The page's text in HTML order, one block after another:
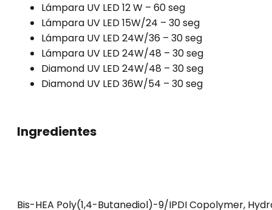
Lámpara UV LED 12 W – 60 seg
Lámpara UV LED 15W/24 – 30 seg
Lámpara UV LED 24W/36 – 30 seg
Lámpara UV LED 24W/48 – 30 seg
Diamond UV LED 24W/48 – 30 seg
Diamond UV LED 36W/54 – 30 seg
Ingredientes
Bis-HEA Poly(1,4-Butanediol)-9/IPDI Copolymer,